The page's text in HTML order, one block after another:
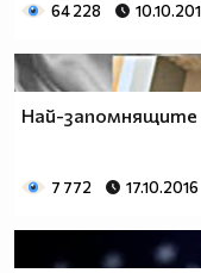
64 228
Най-запомнящите
7 772 17.10.2016